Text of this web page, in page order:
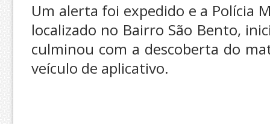
Um alerta foi expedido e a Polícia
localizado no Bairro São Bento,
culminou com a descoberta do
veículo de aplicativo.